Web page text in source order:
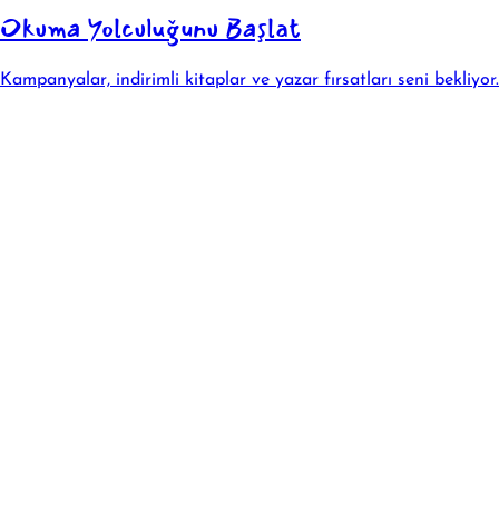
Okuma Yolculuğunu Başlat
Kampanyalar, indirimli kitaplar ve yazar fırsatları seni bekliyor.